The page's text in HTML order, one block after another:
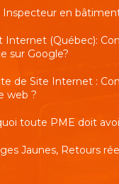
Inspecteur en
Internet (Québec):
sur Google?
de Site Internet :
web ?
toute PME doit
Jaunes, Retours